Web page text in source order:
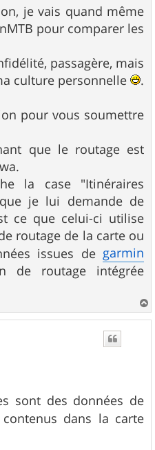
je vais quand même
pour comparer les
passagère, mais
culture personnelle
.
pour vous soumettre
que le routage est
la case "Itinéraires
je lui demande de
ce que celui-ci utilise
routage de la carte ou
issues de garmin
de routage intégrée
a
sont des données de
dans la carte